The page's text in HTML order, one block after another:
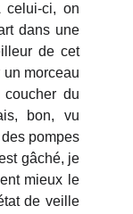
celui-ci, on
dans une
de cet
un morceau
du
bon, vu
pompes
gâché, je
mieux le
de veille